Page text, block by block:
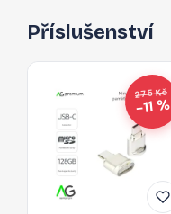
Příslušenství
275 Kč
−11 %